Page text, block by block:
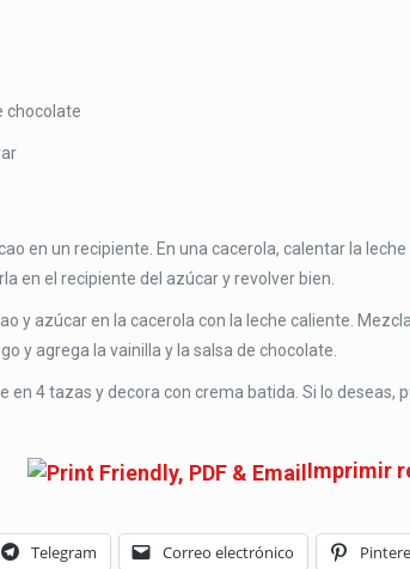
chocolate
en un recipiente. En una cacerola, calentar la
en el recipiente del azúcar y revolver bien.
y azúcar en la cacerola con la leche caliente.
y agrega la vainilla y la salsa de chocolate.
en 4 tazas y decora con crema batida. Si lo deseas,
Imprimir
Telegram Correo electrónico